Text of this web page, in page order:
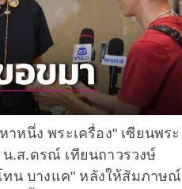
หนึ่ง พระเครื่อง" เซียนพระ
.ส.ดรณ์ เทียนถาวรวงษ์
ทน บางแค" หลังให้สัมภาษณ์